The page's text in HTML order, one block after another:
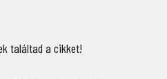
találtad a cikket!